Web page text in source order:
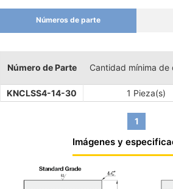
Números de parte
Número de Parte Cantidad mínima de
KNCLSS4-14-30 1 Pieza(s)
1
Imágenes y